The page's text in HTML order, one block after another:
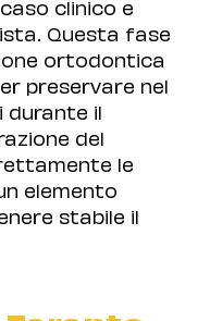
clinico e
Questa fase
ortodontica
preservare nel
il
del
le
elemento
stabile il